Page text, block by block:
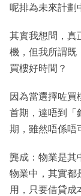
呢排為未來計劃
其實我想問，真
機，但我所謂既
買樓好時間？
因為當選擇咗買
首期，達唔到「
期，雖然唔係唔
龔成：物業是其
物業中，其實都
用，只要借貸成